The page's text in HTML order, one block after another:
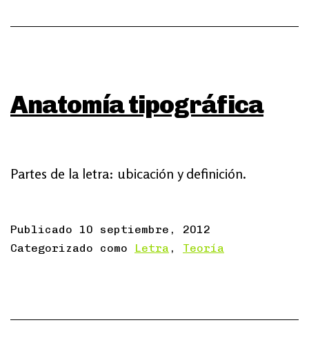
Anatomía tipográfica
Partes de la letra: ubicación y definición.
Publicado 10 septiembre, 2012
Categorizado como
Letra , Teoría